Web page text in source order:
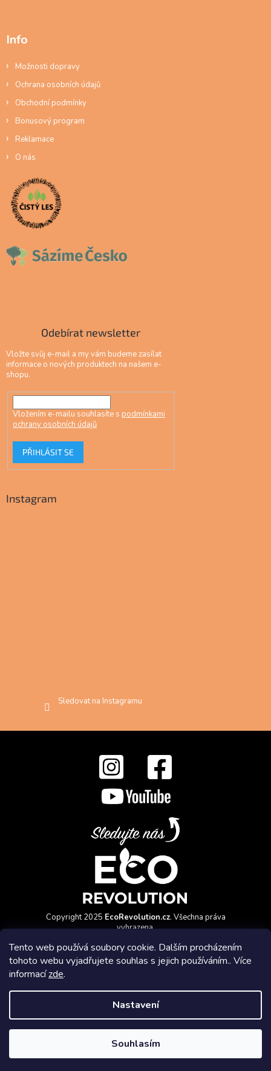
Tento web používá soubory cookie. Dalším procházením
tohoto webu vyjadřujete souhlas s jejich používáním.. Více
informacízde.
Nastavení
Souhlasím
Info
Možnosti dopravy
Ochrana osobních údajů
Obchodní podmínky
Bonusový program
Reklamace
O nás
Odebírat newsletter
Vložte svůj e-mail a my vám budeme zasílat
informace o nových produktech na našem e-
shopu.
Vložením e-mailu souhlasíte s podmínkami
ochrany osobních údajů
PŘIHLÁSIT SE
Instagram
Sledovat na Instagramu
Copyright 2025 EcoRevolution.cz. Všechna práva
vyhrazena.
Affiliate program